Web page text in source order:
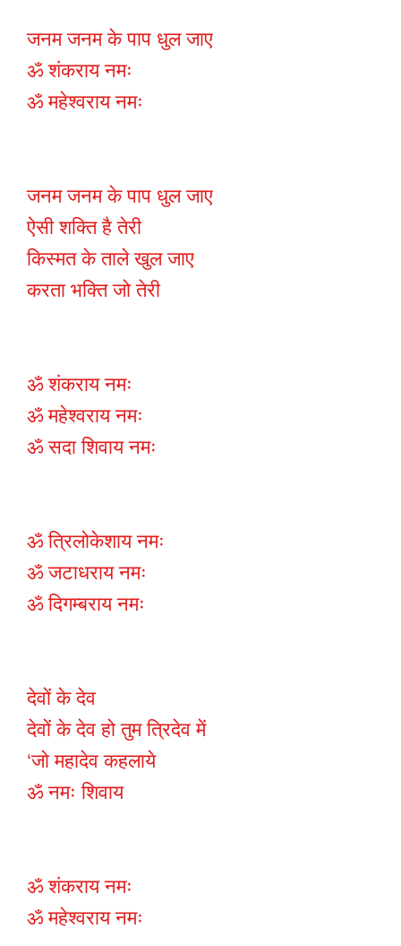
जनम जनम के पाप धुल जाए
ॐ शंकराय नमः
ॐ महेश्वराय नमः
जनम जनम के पाप धुल जाए
ऐसी शक्ति है तेरी
किस्मत के ताले खुल जाए
करता भक्ति जो तेरी
ॐ शंकराय नमः
ॐ महेश्वराय नमः
ॐ सदा शिवाय नमः
ॐ त्रिलोकेशाय नमः
ॐ जटाधराय नमः
ॐ दिगम्बराय नमः
देवों के देव
देवों के देव हो तुम त्रिदेव में
‘जो महादेव कहलाये
ॐ नमः शिवाय
ॐ शंकराय नमः
ॐ महेश्वराय नमः